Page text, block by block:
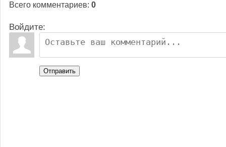
Всего комментариев: 0
Войдите:
Отправить